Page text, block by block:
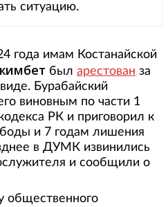
ситуацию.
года имам Костанайской
был арестован за
Бурабайский
виновным по части 1
РК и приговорил к
и 7 годам лишения
в ДУМК извинились
и сообщили о
общественного